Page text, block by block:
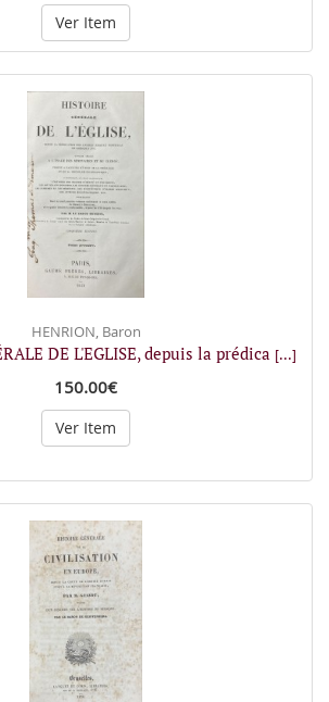
Ver Item
HENRION, Baron
DE L'EGLISE, depuis la prédica [...]
150.00€
Ver Item